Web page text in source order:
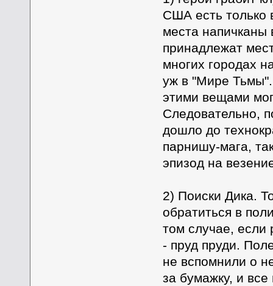
США есть только
места
принадлежат
многих городах
уж в "Мире
этими вещами
Следовательно,
дошло до
парнишу-мага,
эпизод на
2) Поиски Дика.
обратиться в
том случае, если
- пруд пруди.
не вспомнили о
за бумажку, и